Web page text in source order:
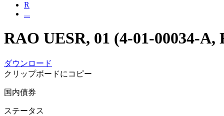
R
...
RAO UESR, 01 (4-01-00034-A,
ダウンロード
クリップボードにコピー
国内債券
ステータス